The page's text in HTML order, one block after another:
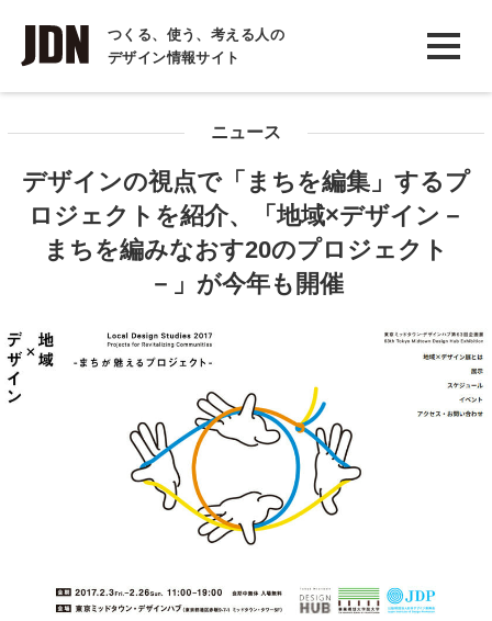
つくる、使う、考える人の
デザイン情報サイト
INTERVIEW
インタビュー
COLUMN
コラム
ニュース
デザインの視点で「まちを編集」するプ
ロジェクトを紹介、「地域×デザイン－
まちを編みなおす20のプロジェクト
－」が今年も開催